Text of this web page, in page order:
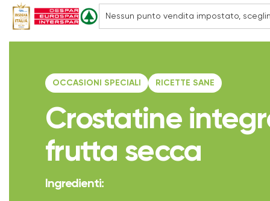
OCCASIONI SPECIALI RICETTE SANE
Crostatine
frutta secca
Ingredienti: